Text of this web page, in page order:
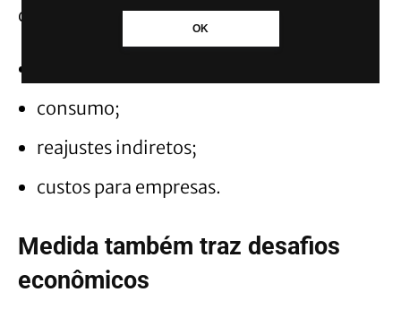
OK
que acaba influenciando:
consumo;
reajustes indiretos;
custos para empresas.
Medida também traz desafios
econômicos